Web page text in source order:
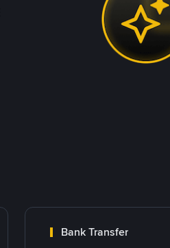
Bank Transfer